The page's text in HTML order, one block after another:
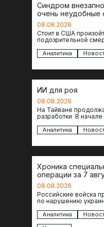
Синдром
очень неудобные
08.08.2026
Стоит в США
подозрительной
как официальные
оказываются
Аналитика
ИИ для роя
08.08.2026
На Тайване
разработки В
Аналитика
Хроника
операции за 7
08.08.2026
Российские войска
по нарушению
атакованы еще по
Аналитика